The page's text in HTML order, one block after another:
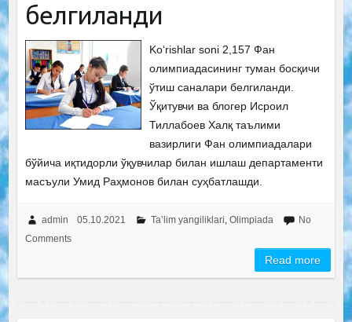
белгиланди
Ko‘rishlar soni 2,157 Фан
олимпиадасининг туман босқичи
ўтиш саналари белгиланди.
Ўқитувчи ва блогер Исроил
Тиллабоев Халқ таълими
вазирлиги Фан олимпиадалари
бўйича иқтидорли ўқувчилар билан ишлаш департаменти
масъули Умид Раҳмонов билaн суҳбатлашди.
admin 05.10.2021 Ta’lim yangiliklari, Olimpiada
No
Comments
Read more